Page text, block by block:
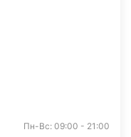
Пн-Вс: 09:00 - 21:00